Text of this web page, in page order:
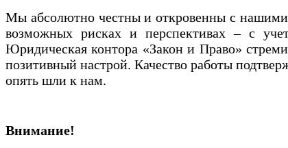
Мы абсолютно честны и откровенны с нашими
возможных рисках и перспективах – с
Юридическая контора «Закон и Право»
позитивный настрой. Качество работы
опять шли к нам.
Внимание!